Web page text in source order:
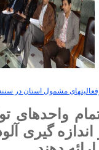
مشمول استان در
واحدهای
گیری